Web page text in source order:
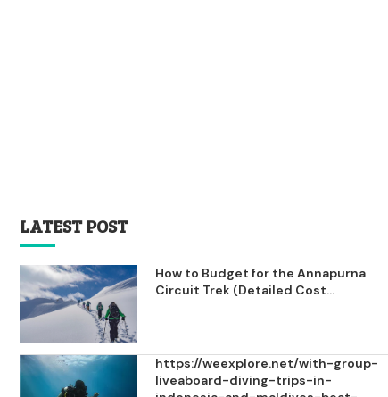
LATEST POST
How to Budget for the Annapurna
Circuit Trek (Detailed Cost...
https://weexplore.net/with-group-
liveaboard-diving-trips-in-